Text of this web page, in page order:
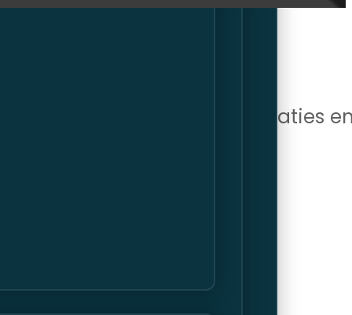
zijn indrukwekkende prestaties